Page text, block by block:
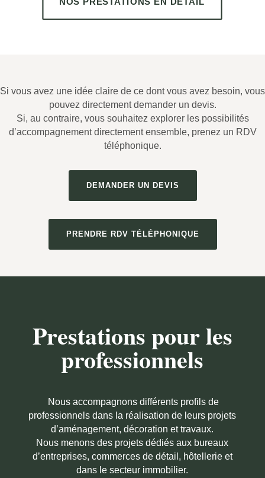
Si vous avez une idée claire de ce dont vous avez besoin, vous
pouvez directement demander un devis.
Si, au contraire, vous souhaitez explorer les possibilités
d’accompagnement directement ensemble, prenez un RDV
téléphonique.
DEMANDER UN DEVIS
PRENDRE RDV TÉLÉPHONIQUE
Prestations pour les
professionnels
Nous accompagnons différents profils de
professionnels dans la réalisation de leurs projets
d’aménagement, décoration et travaux.
Nous menons des projets dédiés aux bureaux
d’entreprises, commerces de détail, hôtellerie et
dans le secteur immobilier.